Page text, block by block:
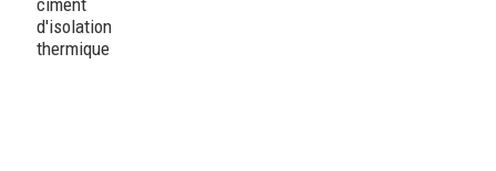
ciment
d'isolation
thermique